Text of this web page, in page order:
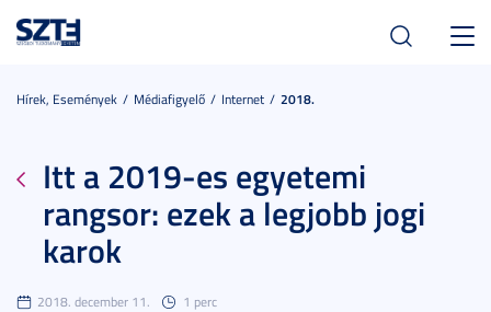
Hírek, Események Médiafigyelő Internet 2018.
Itt a 2019-es egyetemi
rangsor: ezek a legjobb jogi
karok
2018. december 11. 1 perc